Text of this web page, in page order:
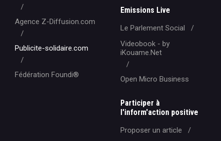
Agence Z-Diffusion.com
Publicite-solidaire.com
Fédération Foundi®️
Emissions Live
Le Parlement Social
Videobook - by
iKouame.Net
Open Micro Business
Participer à
l'inform'action positive
Proposer un article